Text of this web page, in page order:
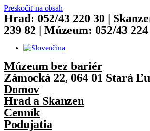
Preskočiť na obsah
Hrad: 052/43 220 30 |
239 82 | Múzeum: 052/43 224
Múzeum bez bariér
Zámocká 22, 064 01 Stará
Domov
Hrad a Skanzen
Cenník
Podujatia